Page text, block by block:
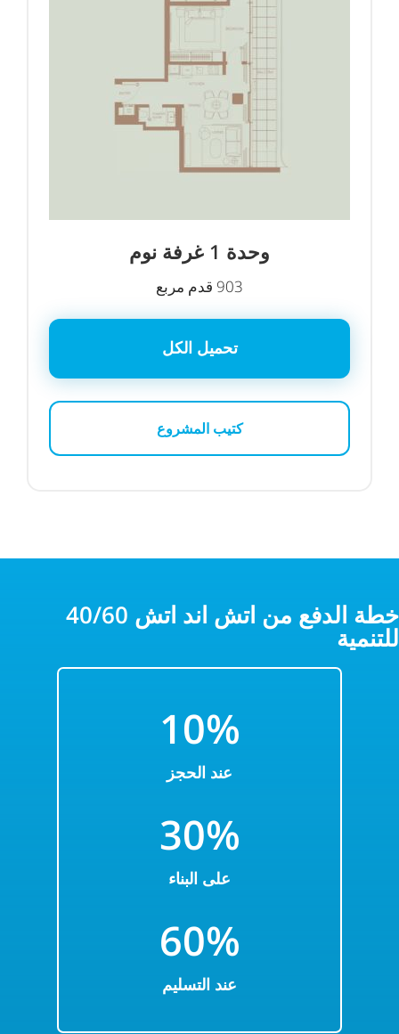
وحدة 1 غرفة نوم
903 قدم مربع
تحميل الكل
كتيب المشروع
40/60 خطة الدفع من اتش اند اتش
للتنمية
10%
عند الحجز
30%
على البناء
60%
عند التسليم